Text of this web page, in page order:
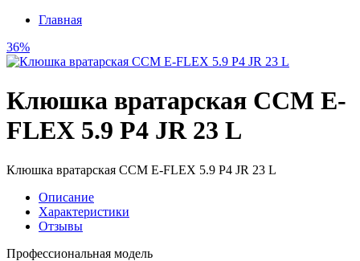
Главная
36%
Клюшка вратарская CCM E-
FLEX 5.9 P4 JR 23 L
Клюшка вратарская CCM E-FLEX 5.9 P4 JR 23 L
Описание
Характеристики
Отзывы
Профессиональная модель